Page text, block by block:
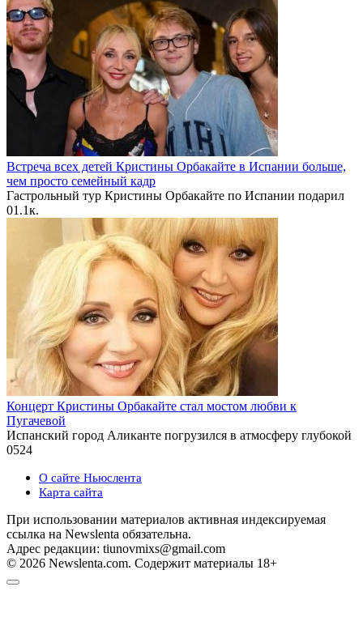
Встреча всех детей Кристины Орбакайте в Испании больше,
чем просто семейный кадр
Гастрольный тур Кристины Орбакайте по Испании подарил
01.1к.
Концерт Кристины Орбакайте стал мостом любви к
Пугачевой
Испанский город Аликанте погрузился в атмосферу глубокой
0524
О сайте Ньюслента
Карта сайта
При использовании материалов активная индексируемая
ссылка на Newslenta обязательна.
Адрес редакции: tiunovmixs@gmail.com
© 2026 Newslenta.com. Содержит материалы 18+